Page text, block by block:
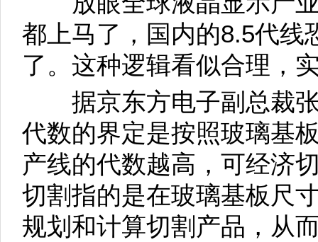
都上马了，国内的8.5代线
了。这种逻辑看似合理，
据京东方电子副总裁张
代数的界定是按照玻璃基
产线的代数越高，可经济
切割指的是在玻璃基板尺
规划和计算切割产品，从